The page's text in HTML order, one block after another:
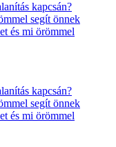
kapcsán?
segít önnek
és mi örömmel
kapcsán?
segít önnek
és mi örömmel